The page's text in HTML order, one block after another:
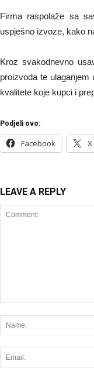
Firma raspolaže sa
uspješno izvoze, kako
Kroz svakodnevno
proizvoda te
kvalitete koje kupci i
Podjeli ovo:
Facebook X
LEAVE A REPLY